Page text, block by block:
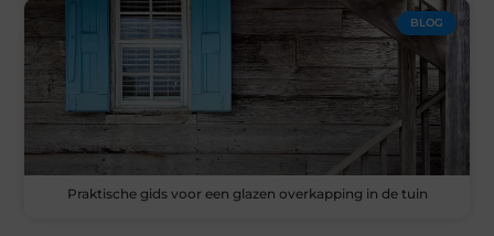
BLOG
Praktische gids voor een glazen overkapping in de tuin